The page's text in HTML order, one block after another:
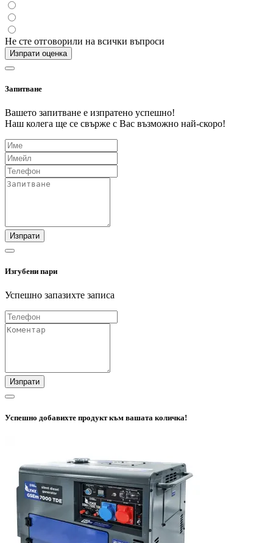
Не сте отговорили на всички въпроси
Изпрати оценка
Запитване
Вашето запитване е изпратено успешно!
Наш колега ще се свърже с Вас възможно най-скоро!
Изпрати
Изгубени пари
Успешно запазихте записа
Изпрати
Успешно добавихте продукт към вашата количка!